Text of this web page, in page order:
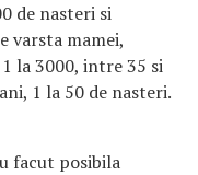
de nasteri si
varsta mamei,
la 3000, intre 35 si
1 la 50 de nasteri.
facut posibila